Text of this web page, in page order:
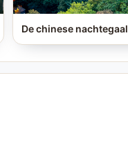
De chinese nachtegaal